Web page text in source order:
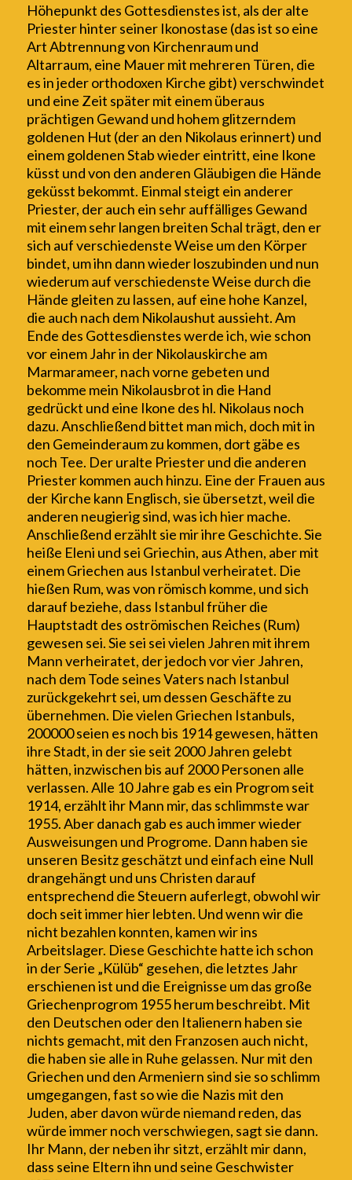
Höhepunkt des Gottesdienstes ist, als der alte
Priester hinter seinerIkonostase (das ist so eine
Art Abtrennung von Kirchenraum und
Altarraum, eine Mauer mit mehreren Türen, die
es in jeder orthodoxen Kirche gibt) verschwindet
und eine Zeit später mit einem überaus
prächtigen Gewand und hohem glitzerndem
goldenen Hut (der an den Nikolaus erinnert) und
einem goldenen Stab wieder eintritt, eine Ikone
küsst und von den anderen Gläubigen die Hände
geküsst bekommt. Einmal steigt ein anderer
Priester, der auch ein sehr auffälliges Gewand
mit einem sehr langen breiten Schal trägt, den er
sich auf verschiedenste Weise um den Körper
bindet, um ihn dann wieder loszubinden und nun
wiederum auf verschiedenste Weise durch die
Hände gleiten zu lassen, auf eine hohe Kanzel,
die auch nach dem Nikolaushut aussieht. Am
Ende des Gottesdienstes werde ich, wie schon
vor einem Jahr in der Nikolauskirche am
Marmarameer, nach vorne gebeten und
bekomme mein Nikolausbrot in die Hand
gedrückt und eine Ikone des hl. Nikolaus noch
dazu. Anschließend bittet man mich, doch mit in
den Gemeinderaum zu kommen, dort gäbe es
noch Tee. Der uralte Priester und die anderen
Priester kommen auch hinzu. Eine der Frauen aus
der Kirche kann Englisch, sie übersetzt, weil die
anderen neugierig sind, was ich hier mache.
Anschließend erzählt sie mir ihre Geschichte. Sie
heiße Eleni und sei Griechin, aus Athen, aber mit
einem Griechen aus Istanbul verheiratet. Die
hießen Rum, was von römisch komme, und sich
darauf beziehe, dass Istanbul früher die
Hauptstadt des oströmischen Reiches (Rum)
gewesen sei. Sie sei sei vielen Jahren mit ihrem
Mann verheiratet, der jedoch vor vier Jahren,
nach dem Tode seines Vaters nach Istanbul
zurückgekehrt sei, um dessen Geschäfte zu
übernehmen. Die vielen Griechen Istanbuls,
200000 seien es noch bis 1914 gewesen, hätten
ihre Stadt, in der sie seit 2000 Jahren gelebt
hätten, inzwischen bis auf 2000Personen alle
verlassen. Alle 10 Jahre gab es ein Progrom seit
1914, erzählt ihr Mann mir, das schlimmste war
1955. Aber danach gab es auch immer wieder
Ausweisungen und Progrome. Dann haben sie
unseren Besitz geschätzt und einfach eine Null
drangehängt und uns Christen darauf
entsprechend die Steuern auferlegt, obwohl wir
doch seitimmer hier lebten. Und wenn wir die
nicht bezahlen konnten, kamen wir ins
Arbeitslager. Diese Geschichte hatte ich schon
in der Serie „Külüb“ gesehen, die letztes Jahr
erschienen ist und die Ereignisse um das große
Griechenprogrom 1955 herum beschreibt. Mit
den Deutschen oder den Italienern haben sie
nichts gemacht, mit den Franzosen auch nicht,
die haben sie alle in Ruhe gelassen. Nur mit den
Griechen und den Armeniern sind sie so schlimm
umgegangen, fast so wie die Nazis mit den
Juden, aber davon würde niemand reden, das
würde immer noch verschwiegen, sagt sie dann.
Ihr Mann, der neben ihr sitzt, erzählt mir dann,
dass seine Eltern ihn und seine Geschwister